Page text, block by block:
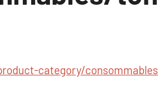
category/